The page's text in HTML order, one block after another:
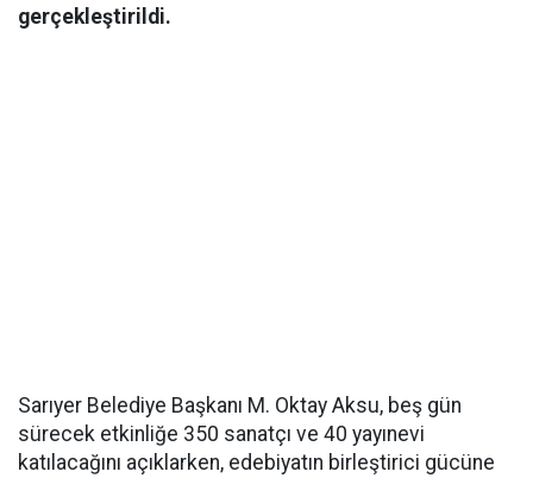
gerçekleştirildi.
Sarıyer Belediye Başkanı M. Oktay Aksu, beş gün
sürecek etkinliğe 350 sanatçı ve 40 yayınevi
katılacağını açıklarken, edebiyatın birleştirici gücüne